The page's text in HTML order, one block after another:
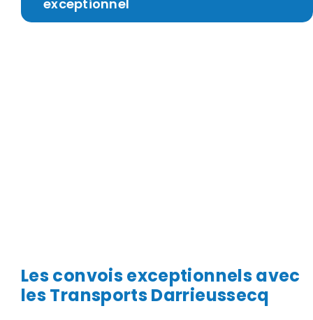
exceptionnel
Les convois exceptionnels avec
les Transports Darrieussecq